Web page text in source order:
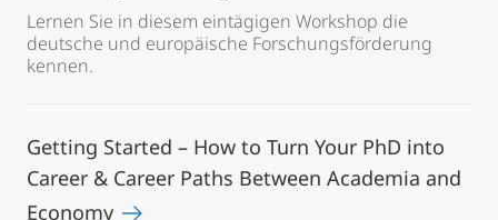
Lernen Sie in diesem eintägigen Workshop die
deutsche und europäische Forschungsförderung
kennen.
Getting Started – How to Turn Your PhD into
Career & Career Paths Between Academia and
Economy